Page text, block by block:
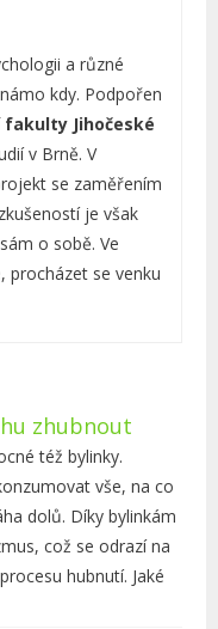
a různé
kdy. Podpořen
Jihočeské
v Brně. V
se zaměřením
je však
o sobě. Ve
procházet se venku
zhubnout
též bylinky.
vše, na co
dolů. Díky bylinkám
což se odrazí na
hubnutí. Jaké